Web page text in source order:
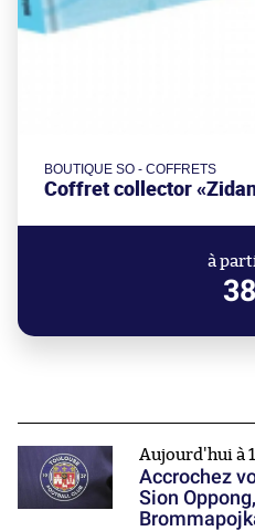
BOUTIQUE SO - COFFRETS
Coffret collector
à
Aujourd'hui à
Accrochez
Sion